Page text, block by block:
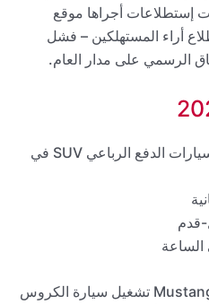
وأظهرت إستطلاعات أجراها موقع
أراء المستهلكين – فشل
يشبه تشغيل سيارة Mustang Mach-E تشغيل سيارة الكروس